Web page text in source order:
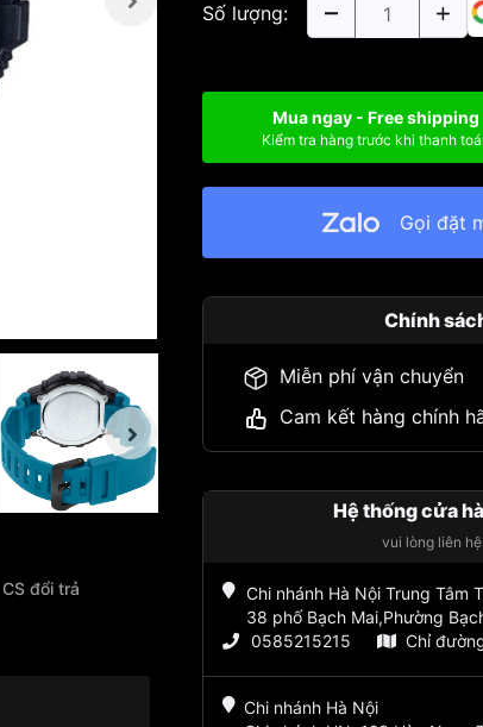
CS đổi trả
Số lượng:
Mua ngay - Free shipping
Kiểm tra hàng trước khi thanh
Gọi đặt
Chính
Miễn phí vận chuyển
Cam kết hàng chính
Hệ thống cửa
vui lòng liên
Chi nhánh Hà Nội Trung Tâm
38 phố Bạch Mai,Phường
0585215215
Chỉ
Chi nhánh Hà Nội